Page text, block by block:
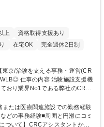
上
資格取得支援あり
在宅OK
完全週休2日制
設支援機
おり業界No1である弊社のCRC
ディネーター（CRC）のサポー
など）■治験事務局のサポート業
よび対応など ※施設によっては
たは医療関連施設での勤務経験
どの事務経験■周囲と円滑にコミ